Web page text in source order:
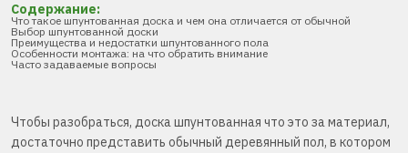
Содержание:
Что такое шпунтованная доска и чем она отличается от обычной
Выбор шпунтованной доски
Преимущества и недостатки шпунтованного пола
Особенности монтажа: на что обратить внимание
Часто задаваемые вопросы
Чтобы разобраться, доска шпунтованная что это за материал,
достаточно представить обычный деревянный пол, в котором